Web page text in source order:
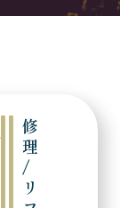
修
理
/
リ